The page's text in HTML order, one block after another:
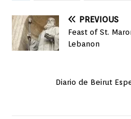
Brigada 'Libre Hidalgo
XXVI, teniendo previsto
su despliegue en la zona
de operaciones a finales
PREVIOUS
Feast of St.
Lebanon
Diario de Beirut